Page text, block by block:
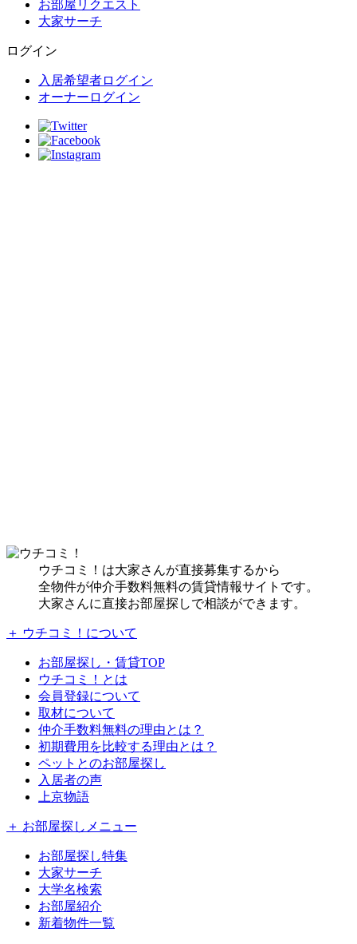
お部屋リクエスト
大家サーチ
ログイン
入居希望者ログイン
オーナーログイン
ウチコミ！は大家さんが直接募集するから
全物件が仲介手数料無料の賃貸情報サイトです。
大家さんに直接お部屋探しで相談ができます。
＋ ウチコミ！について
お部屋探し・賃貸TOP
ウチコミ！とは
会員登録について
取材について
仲介手数料無料の理由とは？
初期費用を比較する理由とは？
ペットとのお部屋探し
入居者の声
上京物語
＋ お部屋探しメニュー
お部屋探し特集
大家サーチ
大学名検索
お部屋紹介
新着物件一覧